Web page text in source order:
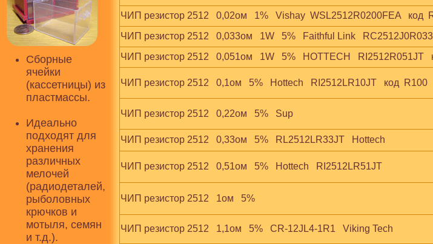
Сборные
ячейки
(кассетницы) из
пластмассы.
Идеально
подходят для
хранения
различных
мелочей
(радиодеталей,
рыболовных
крючков и
мотыля, семян
и т.д.).
ЧИП резистор 2512   0,02ом   1%   Vishay  WSL2512R0200FEA   код
ЧИП резистор 2512   0,033ом   1W   5%   Faithful Link
ЧИП резистор 2512   0,051ом   1W   5%   HOTTECH   RI2512R051JT
ЧИП резистор 2512   0,1ом   5%   Hottech   RI2512LR10JT   код  R100
ЧИП резистор 2512   0,22ом   5%   Sup
ЧИП резистор 2512   0,33ом   5%   RL2512LR33JT   Hottech
ЧИП резистор 2512   0,51ом   5%   Hottech   RI2512LR51JT
ЧИП резистор 2512   1ом   5%
ЧИП резистор 2512   1,1ом   5%   CR-12JL4-1R1   Viking Tech